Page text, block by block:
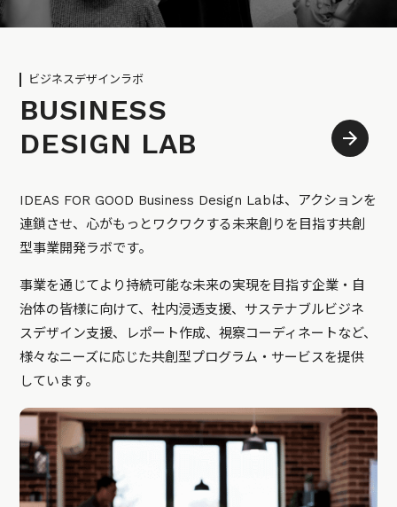
ビジネスデザインラボ
BUSINESS
DESIGN LAB
IDEAS FOR GOOD Business Design Labは、アクションを
連鎖させ、心がもっとワクワクする未来創りを目指す共創
型事業開発ラボです。
事業を通じてより持続可能な未来の実現を目指す企業・自
治体の皆様に向けて、社内浸透支援、サステナブルビジネ
スデザイン支援、レポート作成、視察コーディネートなど、
様々なニーズに応じた共創型プログラム・サービスを提供
しています。